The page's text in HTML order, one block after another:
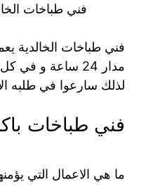
فني طباخات
فني طباخات الخالدية
مدار 24 ساعة و
لذلك سارعوا في طلبه
فني طباخات
ما هي الاعمال التي